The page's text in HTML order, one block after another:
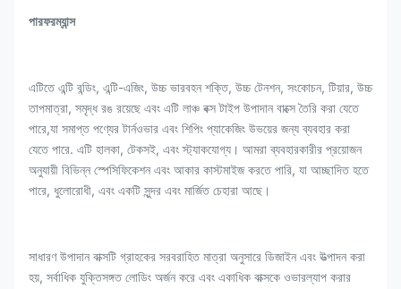
পারফরম্যান্স
এটিতে এন্টি বন্ডিং, এন্টি-এজিং, উচ্চ ভারবহন শক্তি, উচ্চ টেনশন, সংকোচন, টিয়ার, উচ্চ
তাপমাত্রা, সমৃদ্ধ রঙ রয়েছে এবং এটি লাঞ্চ বক্স টাইপ উপাদান বাক্সে তৈরি করা যেতে
পারে,যা সমাপ্ত পণ্যের টার্নওভার এবং শিপিং প্যাকেজিং উভয়ের জন্য ব্যবহার করা
যেতে পারে. এটি হালকা, টেকসই, এবং স্ট্যাকযোগ্য। আমরা ব্যবহারকারীর প্রয়োজন
অনুযায়ী বিভিন্ন স্পেসিফিকেশন এবং আকার কাস্টমাইজ করতে পারি, যা আচ্ছাদিত হতে
পারে, ধুলোরোধী, এবং একটি সুন্দর এবং মার্জিত চেহারা আছে।
সাধারণ উপাদান বাক্সটি গ্রাহকের সরবরাহিত মাত্রা অনুসারে ডিজাইন এবং উত্পাদন করা
হয়, সর্বাধিক যুক্তিসঙ্গত লোডিং অর্জন করে এবং একাধিক বাক্সকে ওভারল্যাপ করার